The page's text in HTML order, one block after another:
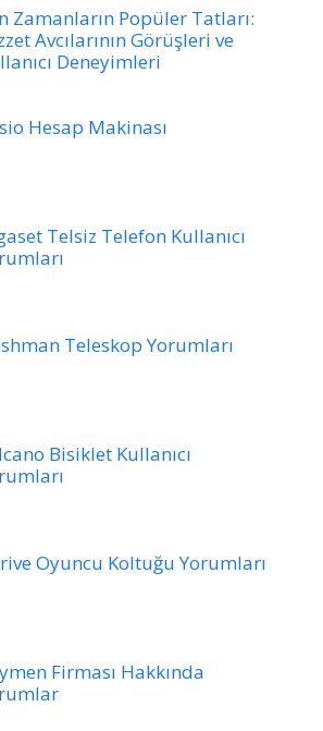
Zamanların Popüler Tatları:
Avcılarının Görüşleri ve
Deneyimleri
Hesap Makinası
Telsiz Telefon Kullanıcı
Teleskop Yorumları
Bisiklet Kullanıcı
Oyuncu Koltuğu Yorumları
Firması Hakkında